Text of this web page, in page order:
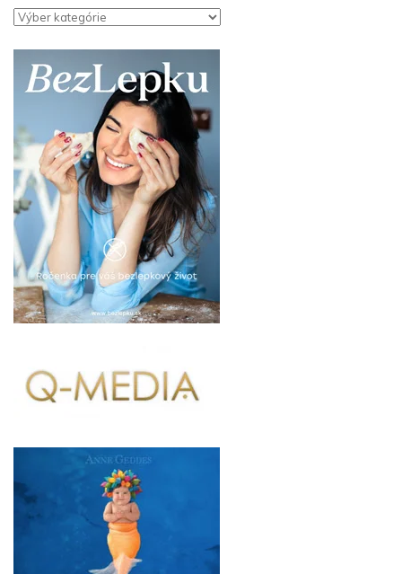
Kategórie